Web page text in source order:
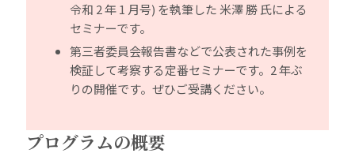
令和 2 年 1 月号) を執筆した 米澤 勝 氏による
セミナーです。
第三者委員会報告書などで公表された事例を
検証して考察する定番セミナーです。2 年ぶ
りの開催です。ぜひご受講ください。
プログラムの概要